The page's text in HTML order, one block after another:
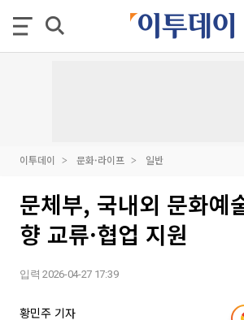
이투데이 문화·라이프 일반
문체부, 국내외 문화예
향 교류·협업 지원
입력 2026-04-27 17:39
황민주 기자